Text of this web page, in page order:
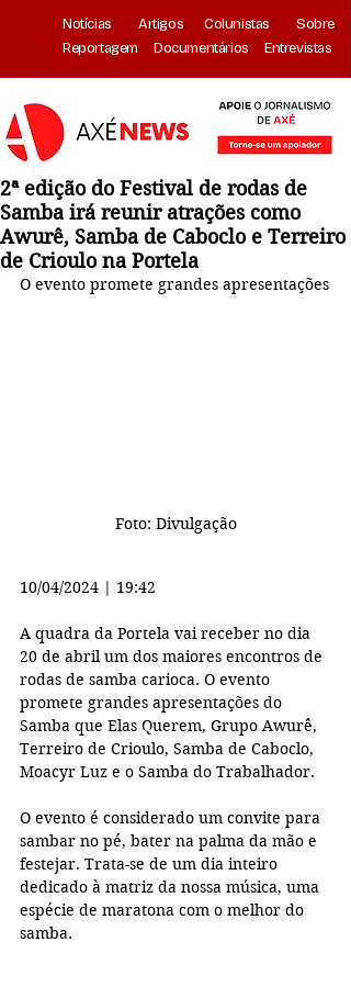
Notícias Artigos Colunistas
Sobre
Reportagem
Documentários Entrevistas
2ª edição do Festival de rodas de
Samba irá reunir atrações como
Awurê, Samba de Caboclo e Terreiro
de Crioulo na Portela
O evento promete grandes apresentações
Foto: Divulgação
10/04/2024 | 19:42
A quadra da Portela vai receber no dia
20 de abril um dos maiores encontros de
rodas de samba carioca. O evento
promete grandes apresentações do
Samba que Elas Querem, Grupo Awurê,
Terreiro de Crioulo, Samba de Caboclo,
Moacyr Luz e o Samba do Trabalhador.
O evento é considerado um convite para
sambar no pé, bater na palma da mão e
festejar. Trata-se de um dia inteiro
dedicado à matriz da nossa música, uma
espécie de maratona com o melhor do
samba.